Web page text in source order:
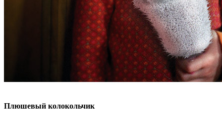
Плюшевый колокольчик